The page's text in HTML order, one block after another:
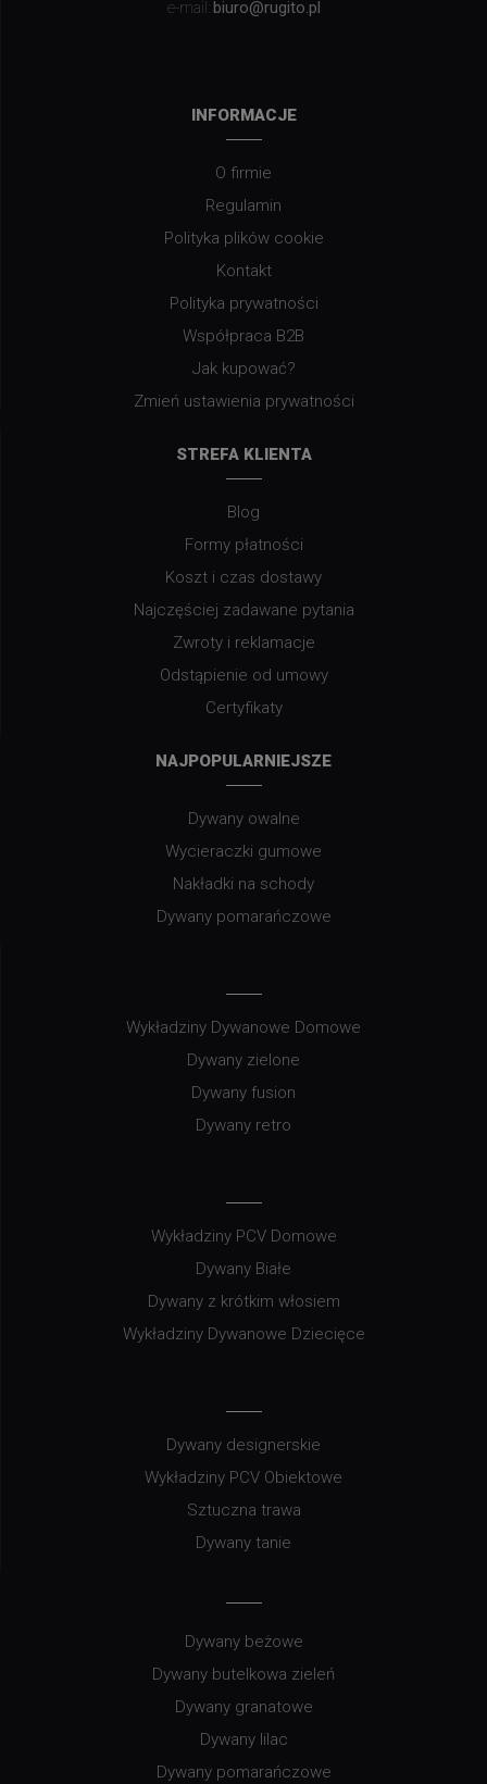
e-mail: biuro@rugito.pl
INFORMACJE
O firmie
Regulamin
Polityka plików cookie
Kontakt
Polityka prywatności
Współpraca B2B
Jak kupować?
Zmień ustawienia prywatności
STREFA KLIENTA
Blog
Formy płatności
Koszt i czas dostawy
Najczęściej zadawane pytania
Zwroty i reklamacje
Odstąpienie od umowy
Certyfikaty
NAJPOPULARNIEJSZE
Dywany owalne
Wycieraczki gumowe
Nakładki na schody
Dywany pomarańczowe
Wykładziny Dywanowe Domowe
Dywany zielone
Dywany fusion
Dywany retro
Wykładziny PCV Domowe
Dywany Białe
Dywany z krótkim włosiem
Wykładziny Dywanowe Dziecięce
Dywany designerskie
Wykładziny PCV Obiektowe
Sztuczna trawa
Dywany tanie
Dywany beżowe
Dywany butelkowa zieleń
Dywany granatowe
Dywany lilac
Dywany pomarańczowe